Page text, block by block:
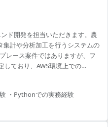
ド開発を担当いただきます。農
集計や分析加工を行うシステムの
レース案件ではありますが、フ
しており、AWS環境上での
ーとして参画し、中長期で安定
ョンです。 【技術スタック】
・Pythonでの実務経験